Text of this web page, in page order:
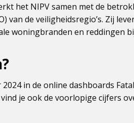
het NIPV samen met de
van de veiligheidsregio’s. Zij
woningbranden en reddingen
in de online dashboards
je ook de voorlopige cijfers